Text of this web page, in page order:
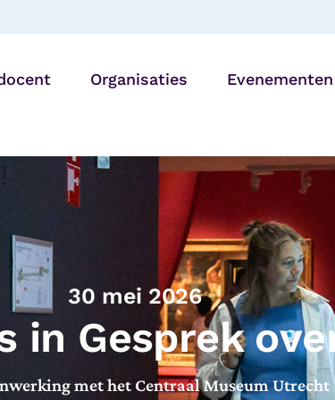
Organisaties
Bibliotheken
Onderwijsinstellingen
welzijnsorganisaties
Evenementen
27 AUG |
Utrecht
30 mei 2026
in Gesprek
met het Centraal Museum Utrecht